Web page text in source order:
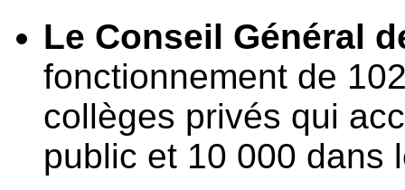
Le Conseil Général
fonctionnement de
collèges privés qui
public et 10 000 dans